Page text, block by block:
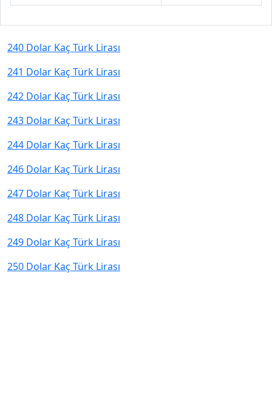
240 Dolar Kaç Türk Lirası
241 Dolar Kaç Türk Lirası
242 Dolar Kaç Türk Lirası
243 Dolar Kaç Türk Lirası
244 Dolar Kaç Türk Lirası
246 Dolar Kaç Türk Lirası
247 Dolar Kaç Türk Lirası
248 Dolar Kaç Türk Lirası
249 Dolar Kaç Türk Lirası
250 Dolar Kaç Türk Lirası